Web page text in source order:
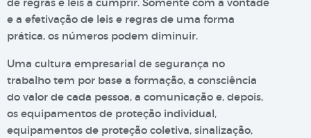
e a efetivação de leis e regras de uma forma
prática, os números podem diminuir.
Uma cultura empresarial de segurança no
trabalho tem por base a formação, a consciência
do valor de cada pessoa, a comunicação e, depois,
os equipamentos de proteção individual,
equipamentos de proteção coletiva, sinalização,